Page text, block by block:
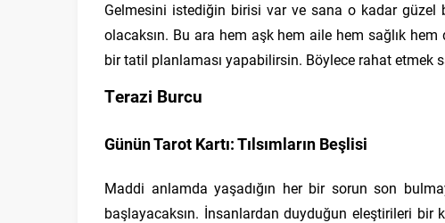
Gelmesini istediğin birisi var ve sana o kadar
olacaksın. Bu ara hem aşk hem aile hem sağlık
bir tatil planlaması yapabilirsin. Böylece rahat etmek
Terazi Burcu
Günün Tarot Kartı: Tılsımların Beşlisi
Maddi anlamda yaşadığın her bir sorun son
başlayacaksın. İnsanlardan duyduğun eleştirileri